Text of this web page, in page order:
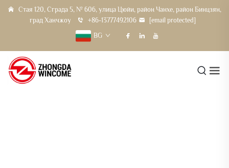
Стая 120, Сграда 5, № 606, улица Цюйи, район Чанхе, район Бинцзян,
град Ханчжоу
+86-13777492106
[email protected]
BG